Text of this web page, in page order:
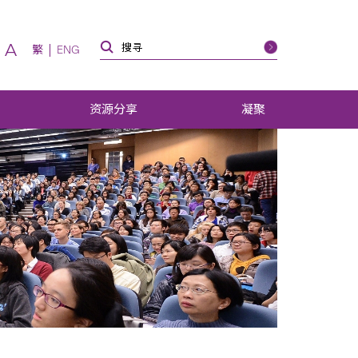
A 繁 ENG
资源分享 凝聚